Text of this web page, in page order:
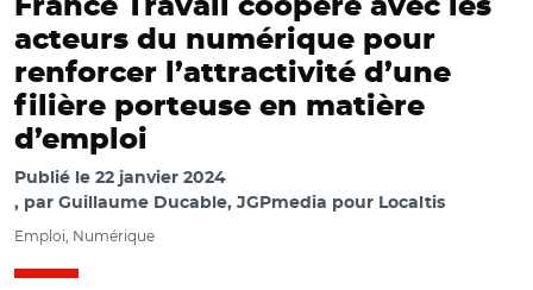
France Travail coopère avec les
acteurs du numérique pour
renforcer l’attractivité d’une
filière porteuse en matière
d’emploi
Publié le 22 janvier 2024
par Guillaume Ducable, JGPmedia pour Localtis
Emploi, Numérique